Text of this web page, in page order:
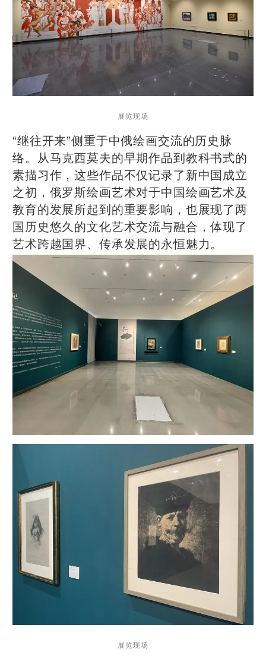
展览现场
“继往开来”侧重于中俄绘画交流的历史脉
络。从马克西莫夫的早期作品到教科书式的
素描习作，这些作品不仅记录了新中国成立
之初，俄罗斯绘画艺术对于中国绘画艺术及
教育的发展所起到的重要影响，也展现了两
国历史悠久的文化艺术交流与融合，体现了
艺术跨越国界、传承发展的永恒魅力。
展览现场